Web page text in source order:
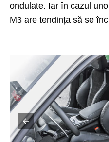
ondulate. Iar în cazul
M3 are tendința să se